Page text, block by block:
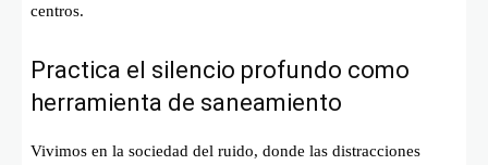
centros.
Practica el silencio profundo como
herramienta de saneamiento
Vivimos en la sociedad del ruido, donde las distracciones